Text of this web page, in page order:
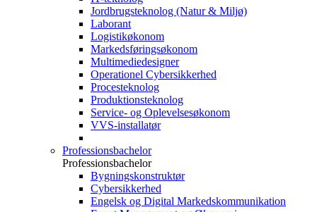
Jordbrugsteknolog (Natur & Miljø)
Laborant
Logistikøkonom
Markedsføringsøkonom
Multimediedesigner
Operationel Cybersikkerhed
Procesteknolog
Produktionsteknolog
Service- og Oplevelsesøkonom
VVS-installatør
Professionsbachelor
Professionsbachelor
Bygningskonstruktør
Cybersikkerhed
Engelsk og Digital Markedskommunikation